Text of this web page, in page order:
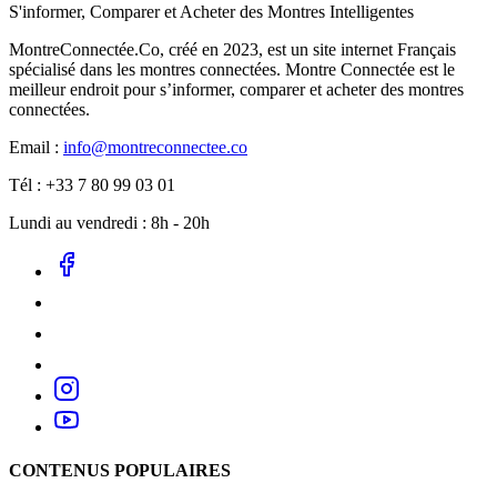
S'informer, Comparer et Acheter des Montres Intelligentes
MontreConnectée.Co, créé en 2023, est un site internet Français
spécialisé dans les montres connectées. Montre Connectée est le
meilleur endroit pour s’informer, comparer et acheter des montres
connectées.
Email : info@montreconnectee.co
Tél : +33 7 80 99 03 01
Lundi au vendredi : 8h - 20h
CONTENUS POPULAIRES